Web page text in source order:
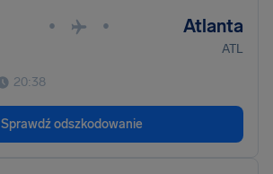
• • Atlanta
ATL
20:38
Sprawdź odszkodowanie